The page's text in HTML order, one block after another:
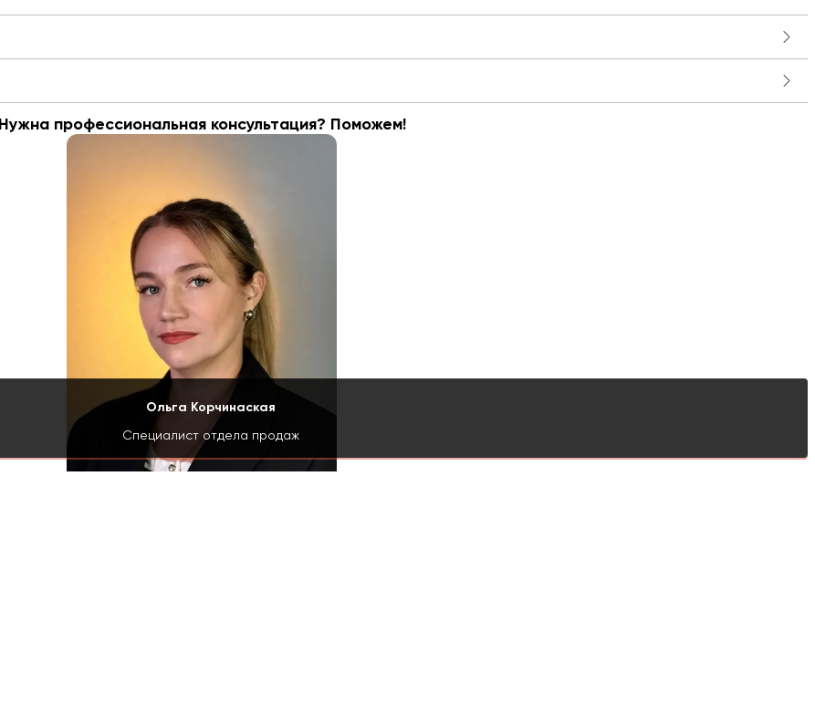
Нужна профессиональная консультация? Поможем!
Ольга Корчинаская
Специалист отдела продаж